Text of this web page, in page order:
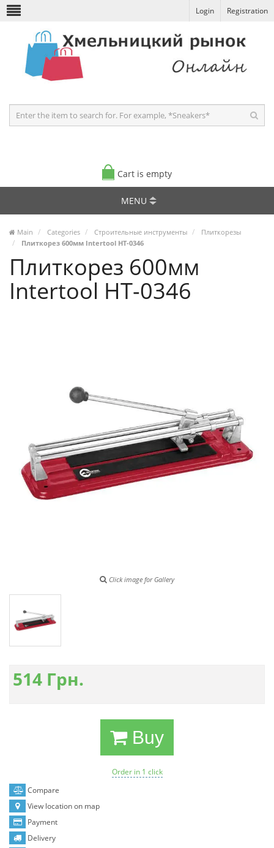
Login Registration
Cart is empty
MENU
Main Categories Строительные инструменты
Плиткорезы
Плиткорез 600мм Intertool HT-0346
Плиткорез 600мм
Intertool HT-0346
Click image for Gallery
514 Грн.
Buy
Order in 1 click
Compare
View location on map
Payment
Delivery